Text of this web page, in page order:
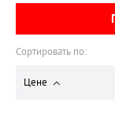
Сортировать по:
Цене